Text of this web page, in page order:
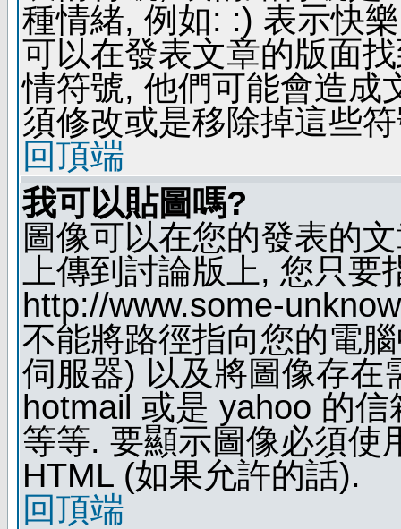
種情緒, 例如: :) 表示快
可以在發表文章的版面
情符號, 他們可能會造成
須修改或是移除掉這些
回頂端
我可以貼圖嗎?
圖像可以在您的發表的
上傳到討論版上, 您只
http://www.some-
不能將路徑指向您的電
伺服器) 以及將圖像存在
hotmail 或是 yahoo 的
等等. 要顯示圖像必須使
HTML (如果允許的話).
回頂端